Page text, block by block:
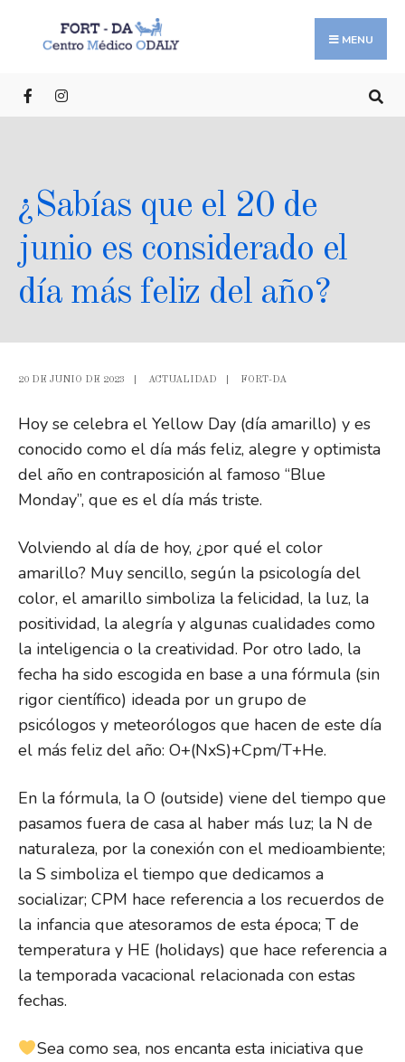
MENU
¿Sabías que el 20 de
junio es considerado el
día más feliz del año?
20 DE JUNIO DE 2023 ACTUALIDAD FORT-DA
Hoy se celebra el Yellow Day (día amarillo) y es
conocido como el día más feliz, alegre y optimista
del año en contraposición al famoso “Blue
Monday”, que es el día más triste.
Volviendo al día de hoy, ¿por qué el color
amarillo? Muy sencillo, según la psicología del
color, el amarillo simboliza la felicidad, la luz, la
positividad, la alegría y algunas cualidades como
la inteligencia o la creatividad. Por otro lado, la
fecha ha sido escogida en base a una fórmula (sin
rigor científico) ideada por un grupo de
psicólogos y meteorólogos que hacen de este día
el más feliz del año: O+(NxS)+Cpm/T+He.
En la fórmula, la O (outside) viene del tiempo que
pasamos fuera de casa al haber más luz; la N de
naturaleza, por la conexión con el medioambiente;
la S simboliza el tiempo que dedicamos a
socializar; CPM hace referencia a los recuerdos de
la infancia que atesoramos de esta época; T de
temperatura y HE (holidays) que hace referencia a
la temporada vacacional relacionada con estas
fechas.
Sea como sea, nos encanta esta iniciativa que